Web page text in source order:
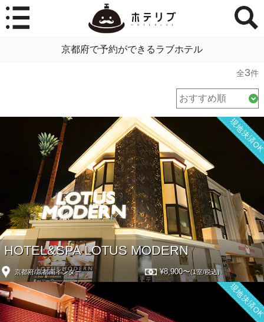
京都府で予約ができるラブホテル
全3件
HOTEL&SPA LOTUS MODERN
京都府/京都南インター ¥8,900〜(1室/税込)
現地決済
現地決済